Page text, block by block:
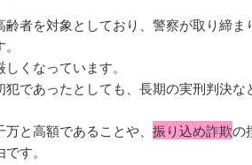
齢者を対象としており、警察が取り締ま
くなっています。
であったとしても、長期の実刑判決な
と高額であることや、 振り込め詐欺の
す。